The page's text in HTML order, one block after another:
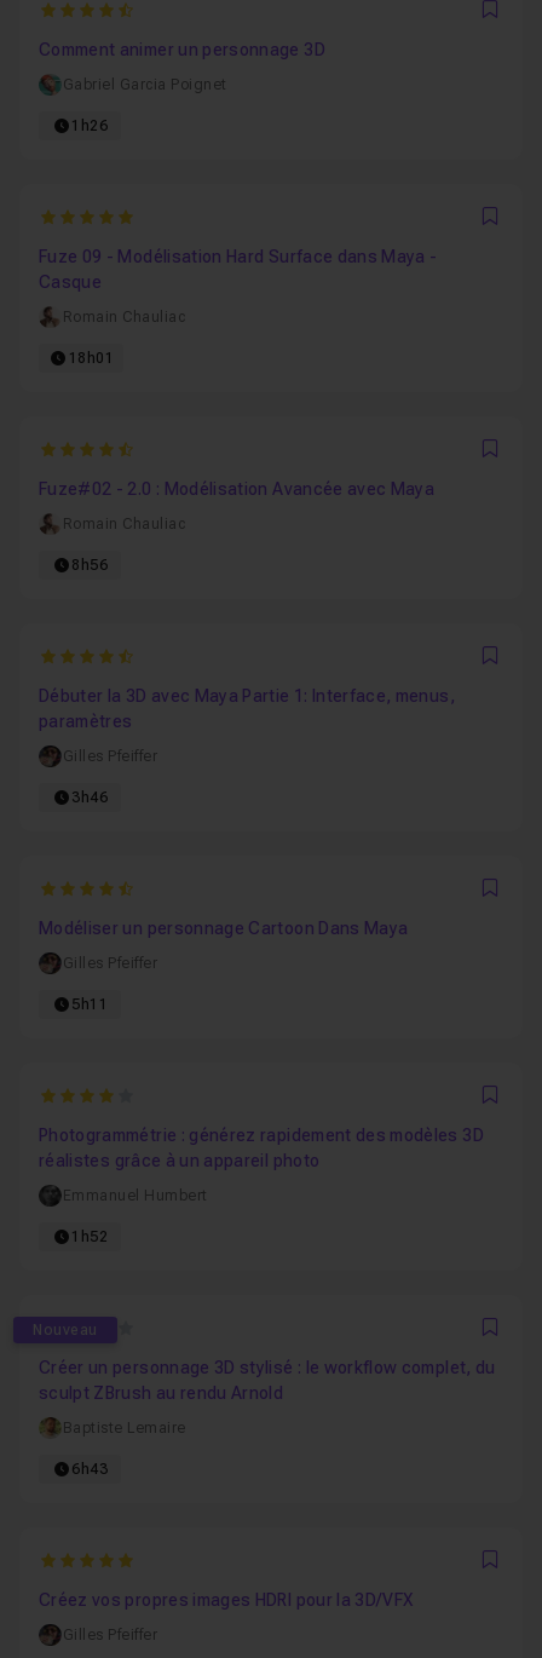
4.6666666666667
Comment animer un personnage 3D
Gabriel Garcia Poignet
1h26
5
Fuze 09 - Modélisation Hard Surface dans Maya -
Casque
Romain Chauliac
18h01
4.4444444444444
Fuze#02 - 2.0 : Modélisation Avancée avec Maya
Romain Chauliac
8h56
4.9545454545455
Débuter la 3D avec Maya Partie 1: Interface, menus,
paramètres
Gilles Pfeiffer
3h46
4.5
Modéliser un personnage Cartoon Dans Maya
Gilles Pfeiffer
5h11
4
Photogrammétrie : générez rapidement des modèles 3D
réalistes grâce à un appareil photo
Emmanuel Humbert
1h52
Nouveau
0
Créer un personnage 3D stylisé : le workflow complet, du
sculpt ZBrush au rendu Arnold
Baptiste Lemaire
6h43
5
Créez vos propres images HDRI pour la 3D/VFX
Gilles Pfeiffer